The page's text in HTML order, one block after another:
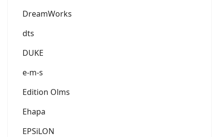
DreamWorks
dts
DUKE
e-m-s
Edition Olms
Ehapa
EPSiLON